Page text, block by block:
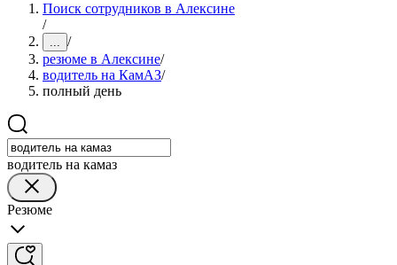
Поиск сотрудников в Алексине
/
... /
резюме в Алексине/
водитель на КамАЗ/
полный день
водитель на камаз
Резюме